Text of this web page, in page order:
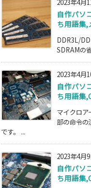
自作パソ
ち用語集,
DDR3L/
SDRAMの
2023年4月
自作パソ
ち用語集
マイクロ
部の命令
です。 ...
2023年4月
自作パソ
ち用語集